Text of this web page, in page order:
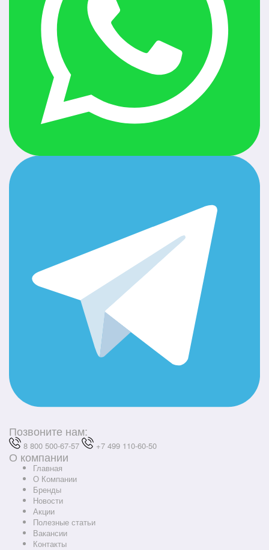
Позвоните нам:
8 800 500-67-57 +7 499 110-60-50
О компании
Главная
О Компании
Бренды
Новости
Акции
Полезные статьи
Вакансии
Контакты